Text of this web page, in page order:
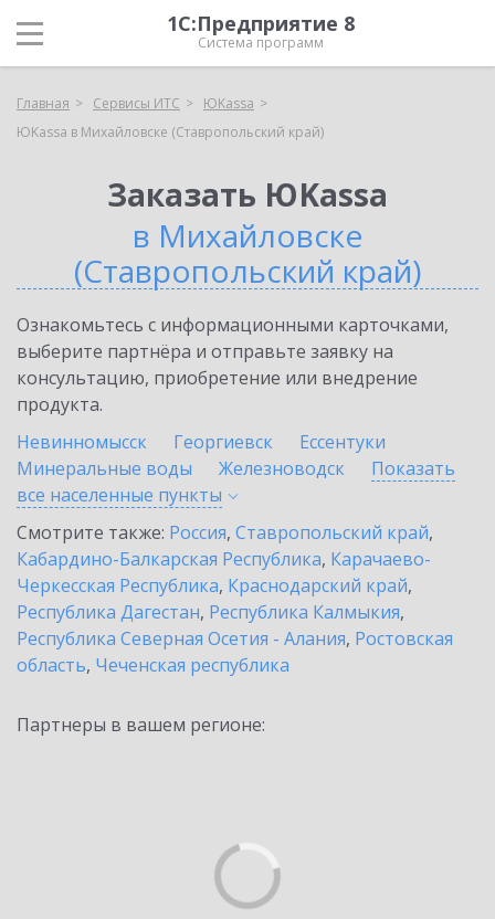
1С:Предприятие 8
Система программ
Главная Сервисы ИТС
ЮKassa
ЮKassa в Михайловске (Ставропольский край)
Заказать ЮKassa
в Михайловске
(Ставропольский край)
Ознакомьтесь с информационными карточками,
выберите партнёра и отправьте заявку на
консультацию, приобретение или внедрение
продукта.
Невинномысск
Георгиевск
Ессентуки
Минеральные воды
Железноводск
Показать
все населенные пункты
Смотрите также: Россия, Ставропольский край,
Кабардино-Балкарская Республика, Карачаево-
Черкесская Республика, Краснодарский край,
Республика Дагестан, Республика Калмыкия,
Республика Северная Осетия - Алания, Ростовская
область, Чеченская республика
Партнеры в вашем регионе: